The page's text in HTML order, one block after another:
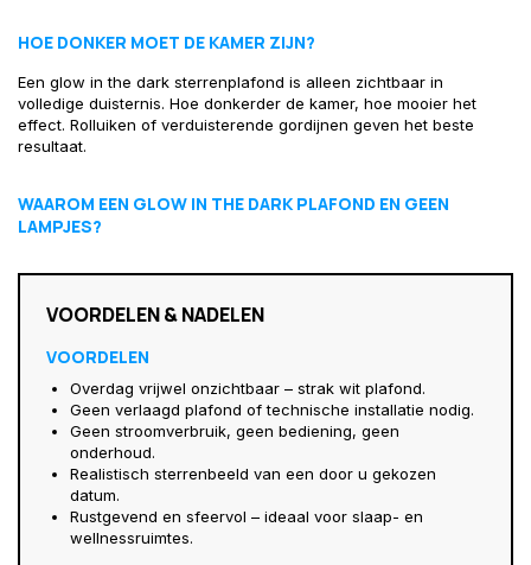
HOE DONKER MOET DE KAMER ZIJN?
Een glow in the dark sterrenplafond is alleen zichtbaar in
volledige duisternis. Hoe donkerder de kamer, hoe mooier het
effect. Rolluiken of verduisterende gordijnen geven het beste
resultaat.
WAAROM EEN GLOW IN THE DARK PLAFOND EN GEEN
LAMPJES?
VOORDELEN & NADELEN
VOORDELEN
Overdag vrijwel onzichtbaar – strak wit plafond.
Geen verlaagd plafond of technische installatie nodig.
Geen stroomverbruik, geen bediening, geen
onderhoud.
Realistisch sterrenbeeld van een door u gekozen
datum.
Rustgevend en sfeervol – ideaal voor slaap- en
wellnessruimtes.